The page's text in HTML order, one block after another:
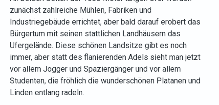
zunächst zahlreiche Mühlen, Fabriken und
Industriegebäude errichtet, aber bald darauf erobert das
Bürgertum mit seinen stattlichen Landhäusern das
Ufergelände. Diese schönen Landsitze gibt es noch
immer, aber statt des flanierenden Adels sieht man jetzt
vor allem Jogger und Spaziergänger und vor allem
Studenten, die fröhlich die wunderschönen Platanen und
Linden entlang radeln.